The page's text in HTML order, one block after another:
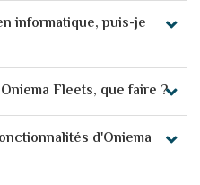
informatique, puis-je
Fleets, que faire ?
d'Oniema